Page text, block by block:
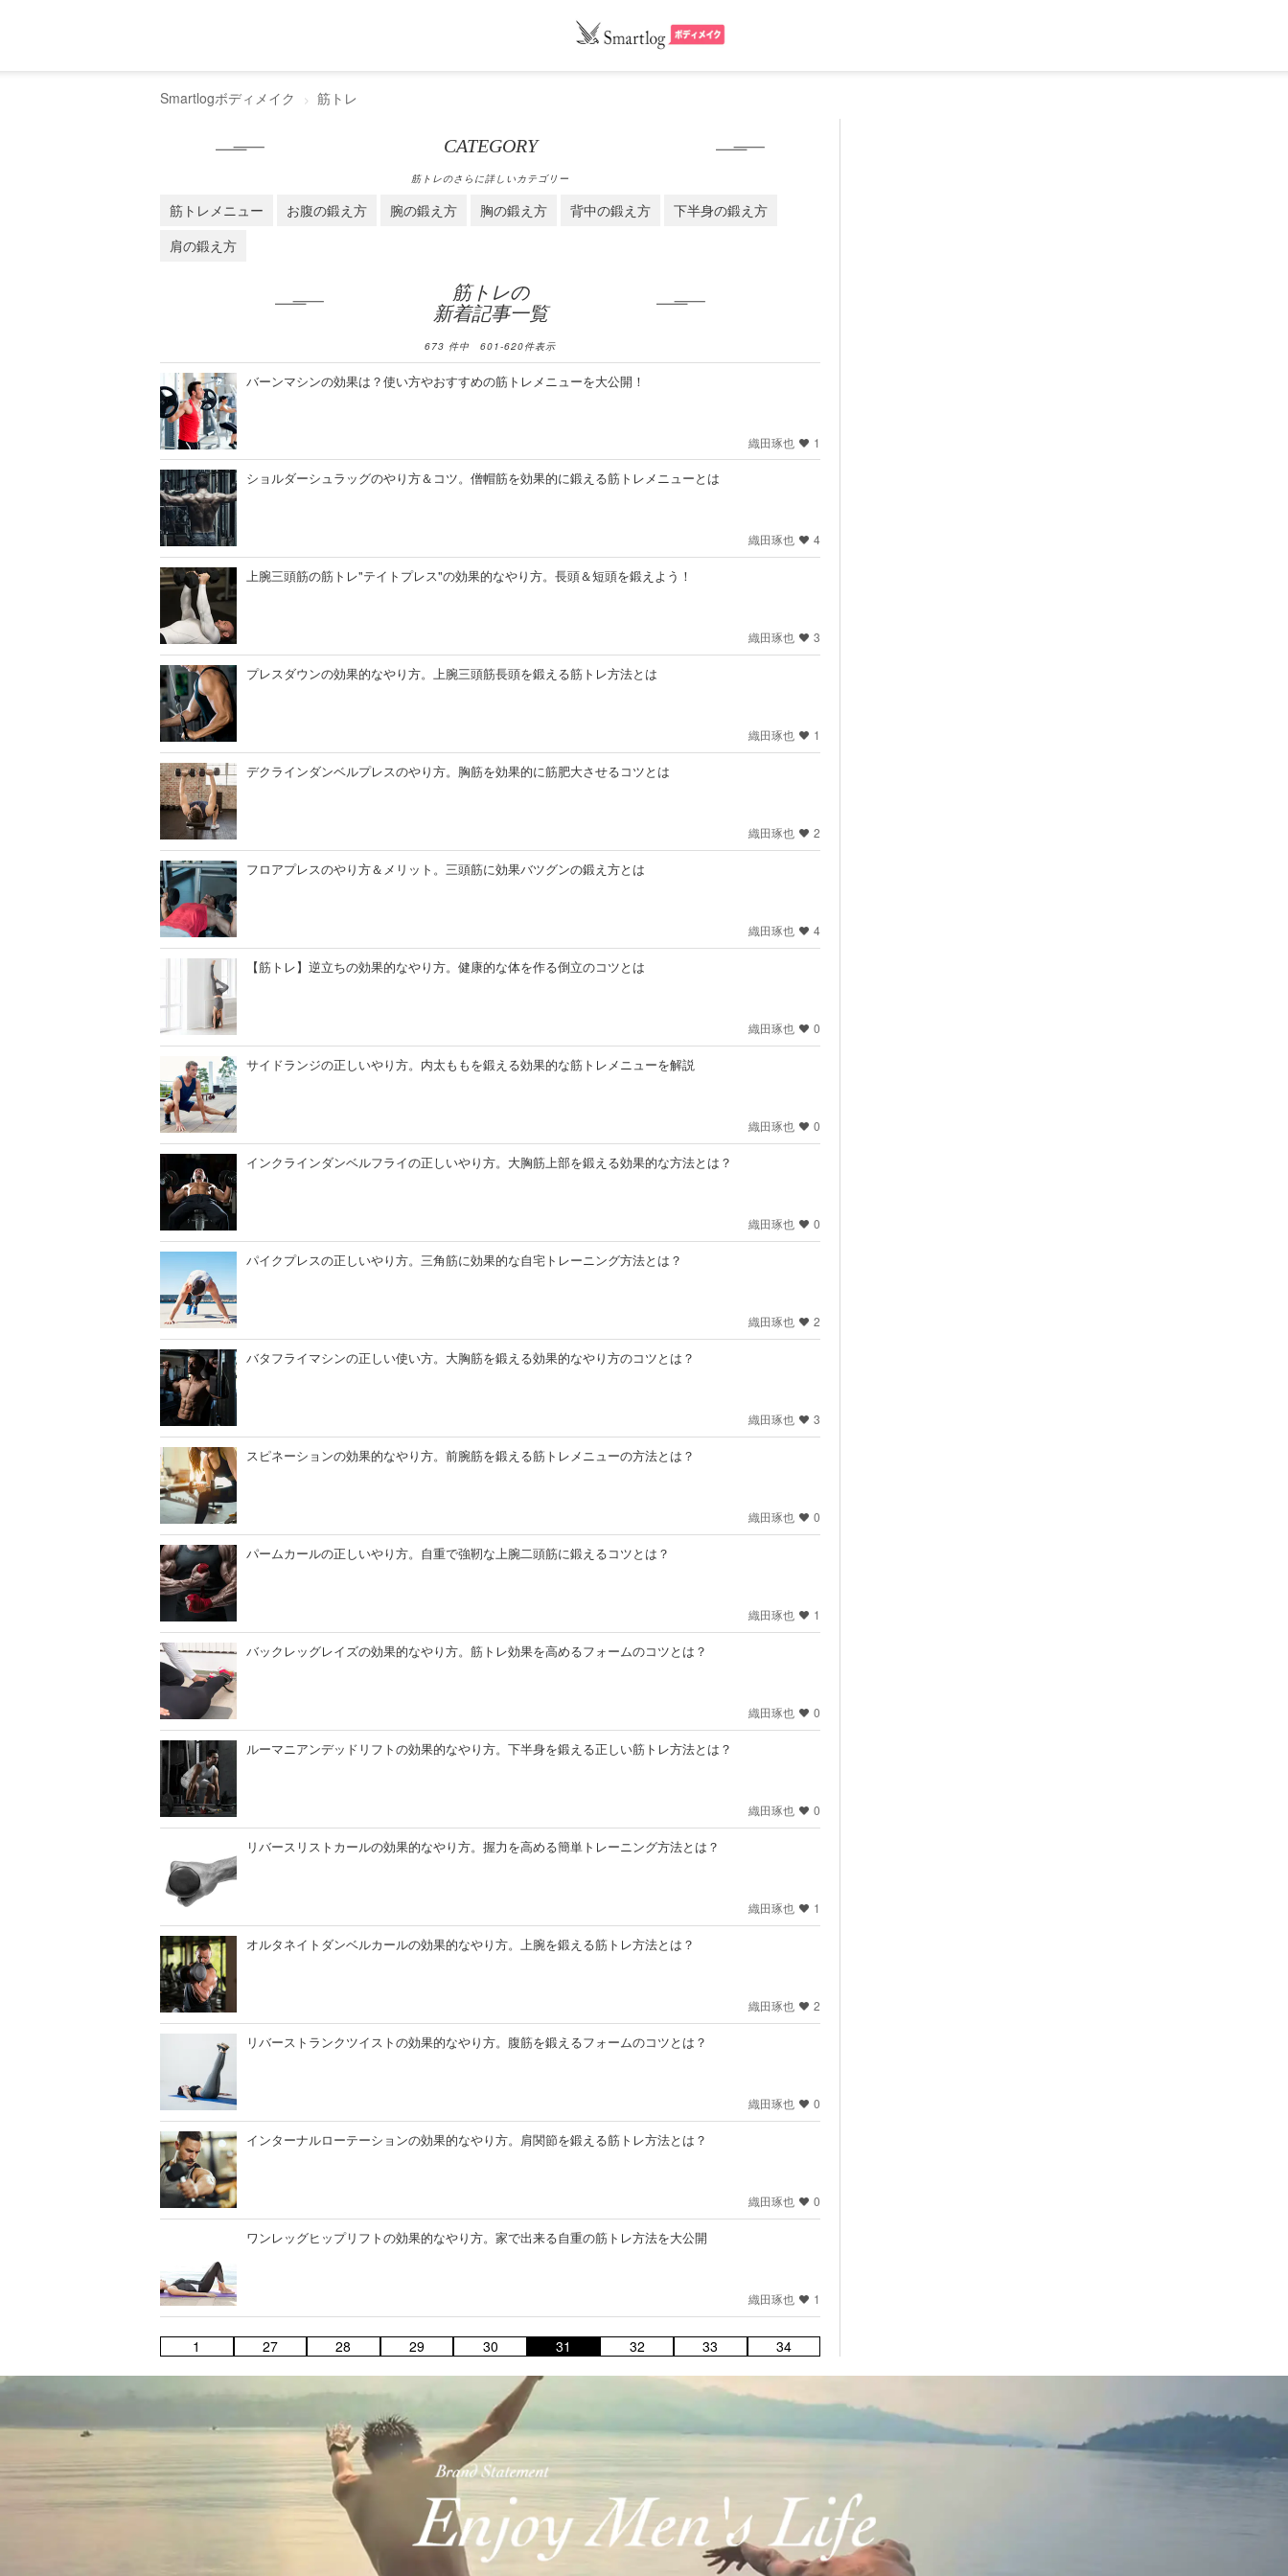
Smartlogボディメイク 筋トレ
CATEGORY
筋トレのさらに詳しいカテゴリー
筋トレメニュー お腹の鍛え方 腕の鍛え方 胸の鍛え方 背中の鍛え方
下半身の鍛え方
肩の鍛え方
筋トレの
新着記事一覧
673 件中 601-620件表示
バーンマシンの効果は？使い方やおすすめの筋トレメニューを大公開！
織田琢也 1
ショルダーシュラッグのやり方＆コツ。僧帽筋を効果的に鍛える筋トレメニューとは
織田琢也 4
上腕三頭筋の筋トレ"テイトプレス"の効果的なやり方。長頭＆短頭を鍛えよう！
織田琢也 3
プレスダウンの効果的なやり方。上腕三頭筋長頭を鍛える筋トレ方法とは
織田琢也 1
デクラインダンベルプレスのやり方。胸筋を効果的に筋肥大させるコツとは
織田琢也 2
フロアプレスのやり方＆メリット。三頭筋に効果バツグンの鍛え方とは
織田琢也 4
【筋トレ】逆立ちの効果的なやり方。健康的な体を作る倒立のコツとは
織田琢也 0
サイドランジの正しいやり方。内太ももを鍛える効果的な筋トレメニューを解説
織田琢也 0
インクラインダンベルフライの正しいやり方。大胸筋上部を鍛える効果的な方法とは？
織田琢也 0
パイクプレスの正しいやり方。三角筋に効果的な自宅トレーニング方法とは？
織田琢也 2
バタフライマシンの正しい使い方。大胸筋を鍛える効果的なやり方のコツとは？
織田琢也 3
スピネーションの効果的なやり方。前腕筋を鍛える筋トレメニューの方法とは？
織田琢也 0
パームカールの正しいやり方。自重で強靭な上腕二頭筋に鍛えるコツとは？
織田琢也 1
バックレッグレイズの効果的なやり方。筋トレ効果を高めるフォームのコツとは？
織田琢也 0
ルーマニアンデッドリフトの効果的なやり方。下半身を鍛える正しい筋トレ方法とは？
織田琢也 0
リバースリストカールの効果的なやり方。握力を高める簡単トレーニング方法とは？
織田琢也 1
オルタネイトダンベルカールの効果的なやり方。上腕を鍛える筋トレ方法とは？
織田琢也 2
リバーストランクツイストの効果的なやり方。腹筋を鍛えるフォームのコツとは？
織田琢也 0
インターナルローテーションの効果的なやり方。肩関節を鍛える筋トレ方法とは？
織田琢也 0
ワンレッグヒップリフトの効果的なやり方。家で出来る自重の筋トレ方法を大公開
織田琢也 1
1 27 28 29 30 31 32 33 34